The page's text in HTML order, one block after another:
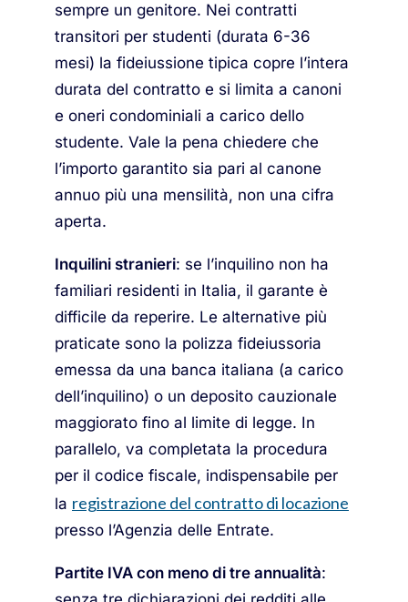
sempre un genitore. Nei contratti
transitori per studenti (durata 6-36
mesi) la fideiussione tipica copre l’intera
durata del contratto e si limita a canoni
e oneri condominiali a carico dello
studente. Vale la pena chiedere che
l’importo garantito sia pari al canone
annuo più una mensilità, non una cifra
aperta.
Inquilini stranieri: se l’inquilino non ha
familiari residenti in Italia, il garante è
difficile da reperire. Le alternative più
praticate sono la polizza fideiussoria
emessa da una banca italiana (a carico
dell’inquilino) o un deposito cauzionale
maggiorato fino al limite di legge. In
parallelo, va completata la procedura
per il codice fiscale, indispensabile per
la registrazione del contratto di locazione
presso l’Agenzia delle Entrate.
Partite IVA con meno di tre annualità: